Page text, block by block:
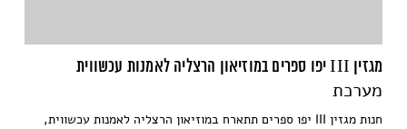
מגזין III יפו ספרים במוזיאון הרצליה לאמנות עכשווית
מערכת
חנות מגזין III יפו ספרים תתארח במוזיאון הרצליה לאמנות עכשווית,